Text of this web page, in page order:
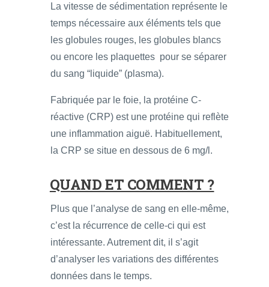
La vitesse de sédimentation représente le
temps nécessaire aux éléments tels que
les globules rouges, les globules blancs
ou encore les plaquettes pour se séparer
du sang “liquide” (plasma).
Fabriquée par le foie, la protéine C-
réactive (CRP) est une protéine qui reflète
une inflammation aiguë. Habituellement,
la CRP se situe en dessous de 6 mg/l.
QUAND ET COMMENT ?
Plus que l’analyse de sang en elle-même,
c’est la récurrence de celle-ci qui est
intéressante. Autrement dit, il s’agit
d’analyser les variations des différentes
données dans le temps.